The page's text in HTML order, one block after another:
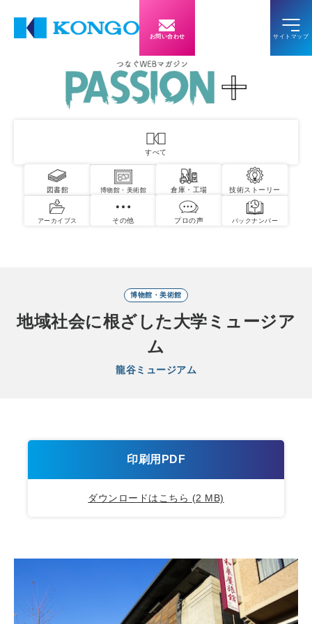
お問い合わせ
すべて
図書館 博物館・美術館 倉庫・工場 技術ストーリー
アーカイブス その他 プロの声 バックナンバー
博物館・美術館
地域社会に根ざした大学ミュージア
ム
龍谷ミュージアム
印刷用PDF
ダウンロードはこちら (2 MB)